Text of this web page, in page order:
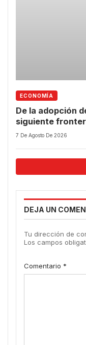
ECONOMÍA
De la adopción
siguiente
7 De Agosto De 2026
DEJA UN
Tu dirección de
Los campos
Comentario *